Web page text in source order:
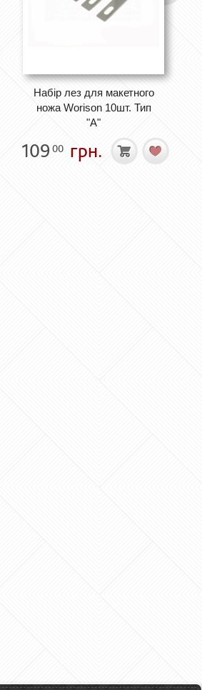
Набір лез для макетного
ножа Worison 10шт. Тип
"A"
109 00 грн.